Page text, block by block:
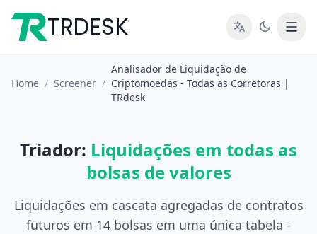
TRDESK
Home / Screener /
Analisador de Liquidação de
Criptomoedas - Todas as Corretoras |
TRdesk
Triador: Liquidações em todas as
bolsas de valores
Liquidações em cascata agregadas de contratos
futuros em 14 bolsas em uma única tabela -